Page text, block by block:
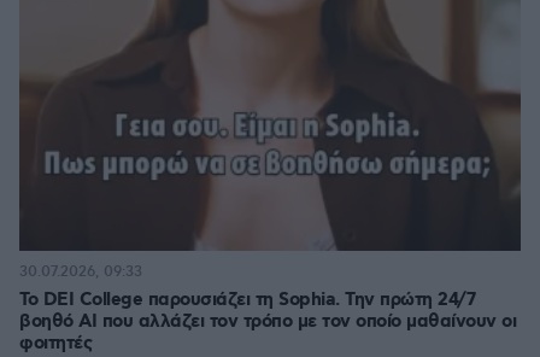
Το DEI College παρουσιάζει τη Sophia. Την πρώτη 24/7
βοηθό AI που αλλάζει τον τρόπο με τον οποίο μαθαίνουν οι
φοιτητές
30.07.2026, 09:33